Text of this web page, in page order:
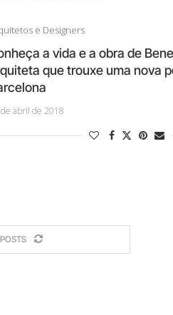
e Designers
a vida e a obra de
que trouxe uma nova
abril de 2018